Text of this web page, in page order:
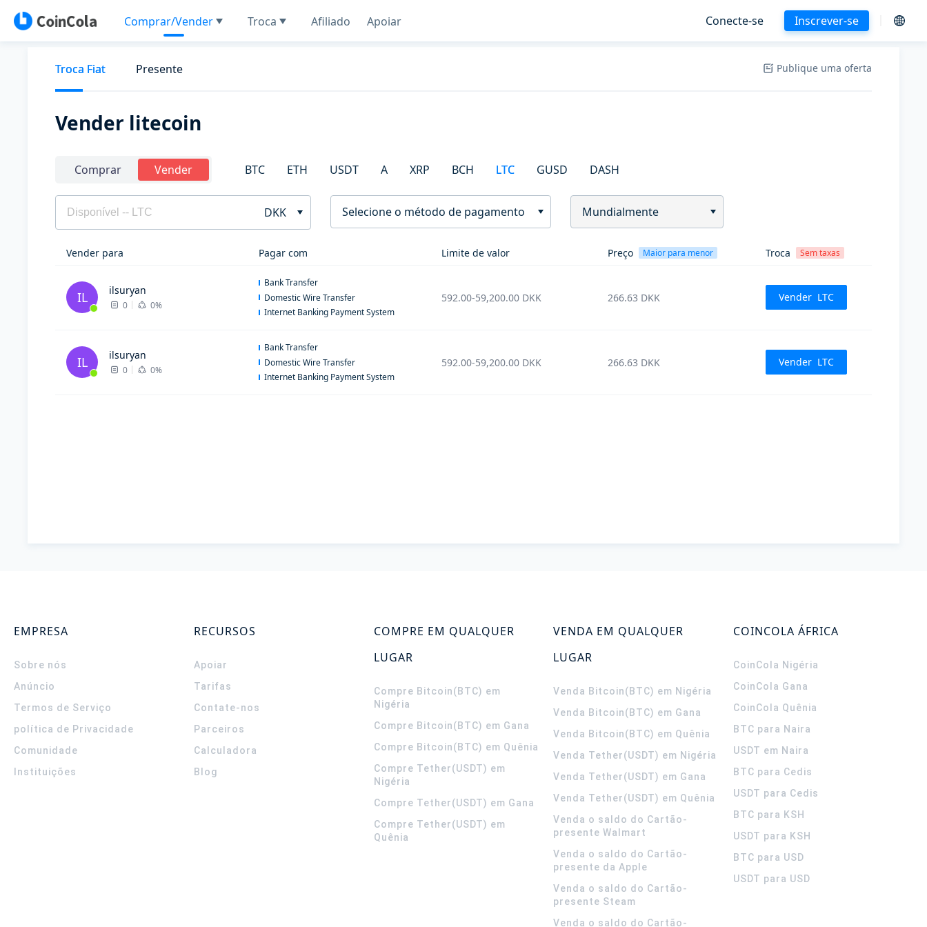
Comprar/Vender Troca Afiliado Apoiar Conecte-se Inscrever-se
Troca Fiat Presente Publique uma oferta
Vender litecoin
Comprar Vender BTC ETH USDT A XRP BCH LTC GUSD DASH
DKK Selecione o método de pagamento Mundialmente
Vender para Pagar com Limite de valor Preço Maior para menor Troca Sem taxas
IL ilsuryan
0 0%
Bank Transfer
Domestic Wire Transfer
Internet Banking Payment System
592.00-59,200.00 DKK 266.63 DKK Vender LTC
IL ilsuryan
0 0%
Bank Transfer
Domestic Wire Transfer
Internet Banking Payment System
592.00-59,200.00 DKK 266.63 DKK Vender LTC
EMPRESA
Sobre nós
Anúncio
Termos de Serviço
política de Privacidade
Comunidade
Instituições
RECURSOS
Apoiar
Tarifas
Contate-nos
Parceiros
Calculadora
Blog
COMPRE EM QUALQUER
LUGAR
Compre Bitcoin(BTC) em
Nigéria
Compre Bitcoin(BTC) em Gana
Compre Bitcoin(BTC) em Quênia
Compre Tether(USDT) em
Nigéria
Compre Tether(USDT) em Gana
Compre Tether(USDT) em
Quênia
VENDA EM QUALQUER
LUGAR
Venda Bitcoin(BTC) em Nigéria
Venda Bitcoin(BTC) em Gana
Venda Bitcoin(BTC) em Quênia
Venda Tether(USDT) em Nigéria
Venda Tether(USDT) em Gana
Venda Tether(USDT) em Quênia
Venda o saldo do Cartão-
presente Walmart
Venda o saldo do Cartão-
presente da Apple
Venda o saldo do Cartão-
presente Steam
Venda o saldo do Cartão-
COINCOLA ÁFRICA
CoinCola Nigéria
CoinCola Gana
CoinCola Quênia
BTC para Naira
USDT em Naira
BTC para Cedis
USDT para Cedis
BTC para KSH
USDT para KSH
BTC para USD
USDT para USD